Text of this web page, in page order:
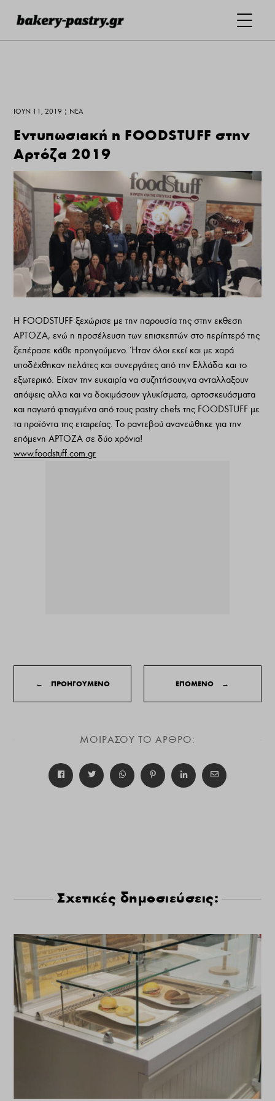
ΙΟΎΝ 11, 2019 | ΝΕΑ
Εντυπωσιακή η FOODSTUFF στην
Αρτόζα 2019
Η FOODSTUFF ξεχώρισε με την παρουσία της στην εκθεση
ΑΡΤΟΖΑ, ενώ η προσέλευση των επισκεπτών στο περίπτερό της
ξεπέρασε κάθε προηγούμενο. Ήταν όλοι εκεί και με χαρά
υποδέχθηκαν πελάτες και συνεργάτες από την Ελλάδα και το
εξωτερικό. Είχαν την ευκαιρία να συζητήσουν,να ανταλλαξουν
απόψεις αλλα και να δοκιμάσουν γλυκίσματα, αρτοσκευάσματα
και παγωτά φτιαγμένα από τους pastry chefs της FOODSTUFF με
τα προϊόντα της εταιρείας. Το ραντεβού ανανεώθηκε για την
επόμενη ΑΡΤOΖΑ σε δύο χρόνια!
www.foodstuff.com.gr
← ΠΡΟΗΓΟΥΜΕΝΟ ΕΠΟΜΕΝΟ →
ΜΟΙΡΑΣΟΥ ΤΟ ΑΡΘΡΟ:
Σχετικές δημοσιεύσεις: